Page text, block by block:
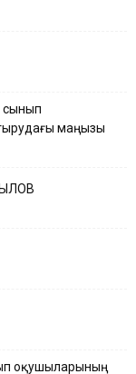
сынып
маңызы
оқушыларының